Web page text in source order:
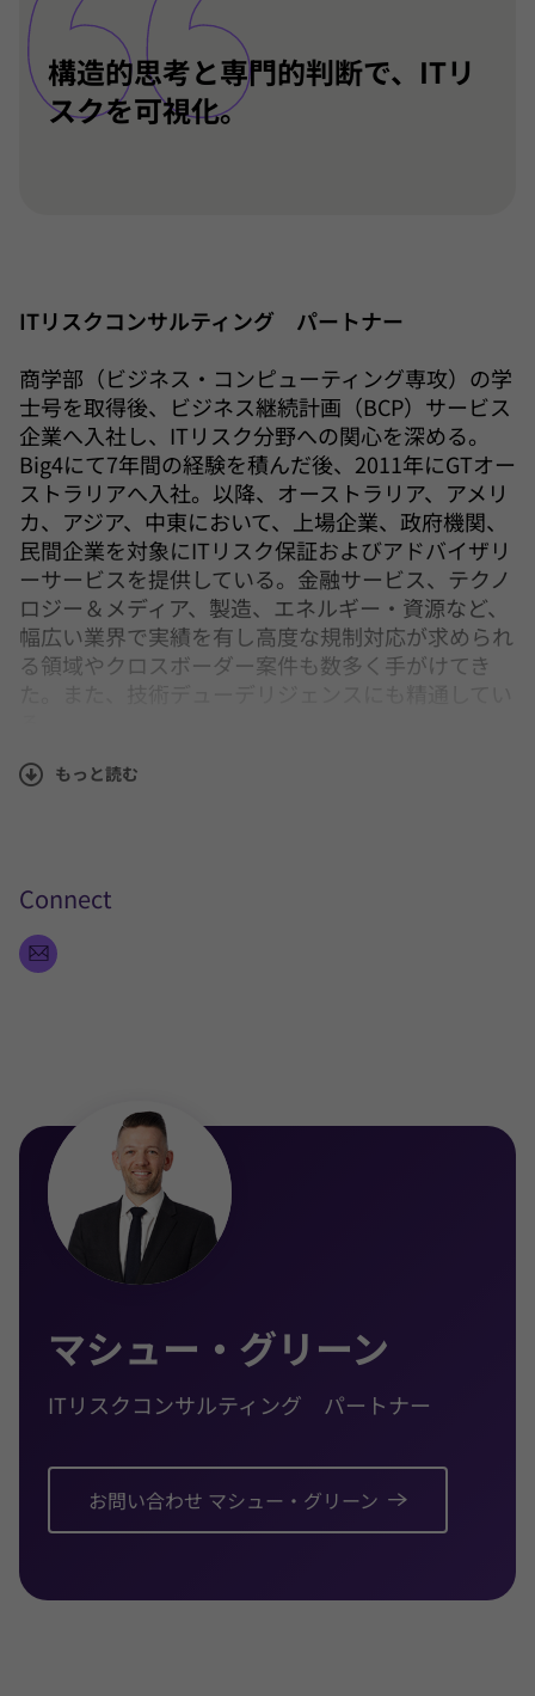
構造的思考と専門的判断で、ITリ
スクを可視化。
ITリスクコンサルティング パートナー
商学部（ビジネス・コンピューティング専攻）の学
士号を取得後、ビジネス継続計画（BCP）サービス
企業へ入社し、ITリスク分野への関心を深める。
Big4にて7年間の経験を積んだ後、2011年にGTオー
ストラリアへ入社。以降、オーストラリア、アメリ
カ、アジア、中東において、上場企業、政府機関、
民間企業を対象にITリスク保証およびアドバイザリ
ーサービスを提供している。金融サービス、テクノ
ロジー＆メディア、製造、エネルギー・資源など、
幅広い業界で実績を有し高度な規制対応が求められ
る領域やクロスボーダー案件も数多く手がけてき
IT リスク保証・アドバイザリーは、戦略、ガバナン
コントロール保証のスペシャリストとして、テクノ
独立保証報告に強みを持つ。
SOC2/3402/GS007/SOXの署名パートナーとして年
また、サイバーセキュリティ領域においても、セキ
ュリティ成熟度評価、脆弱性スキャンおよびペネト
レーションテストの実施、24時間365日対応のSOC
モニタリング、ならびにフォレンジック対応・調査
の管理など、多岐にわたる実務を担当。
ITリスク評価においては、組織の規模や規制要求を
踏まえた、商業的かつバランスの取れた実践的アド
豊富な知識に基づき、専門家としての判断力を発揮
分かりやすく伝える力に定評があり、時間的制約や
高い緊急性の局面においても冷静に対応する姿は、
クライアントから高く評価されている。
プライベートではサイクリングを楽しみ、コーヒー
をこよなく愛している。
もっと読む
Connect
マシュー・グリーン
ITリスクコンサルティング パートナー
お問い合わせ マシュー・グリーン